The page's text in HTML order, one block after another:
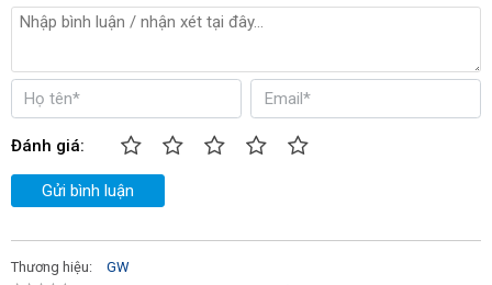
Đánh giá:
Gửi bình luận
Thương hiệu:
GW